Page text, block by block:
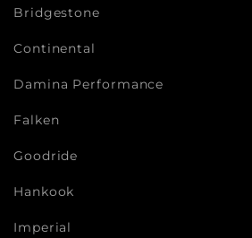
Bridgestone
Continental
Damina Performance
Falken
Goodride
Hankook
Imperial